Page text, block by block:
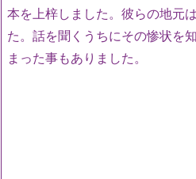
本を上梓しました。彼らの地元
た。話を聞くうちにその惨状を
まった事もありました。